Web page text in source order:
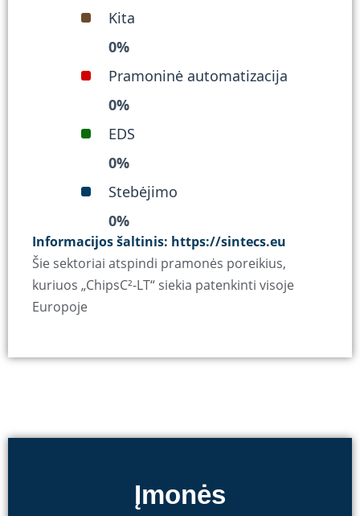
Kita
0%
Pramoninė automatizacija
0%
EDS
0%
Stebėjimo
0%
Informacijos šaltinis: https://sintecs.eu
Šie sektoriai atspindi pramonės poreikius,
kuriuos „ChipsC²-LT“ siekia patenkinti visoje
Europoje
Įmonės